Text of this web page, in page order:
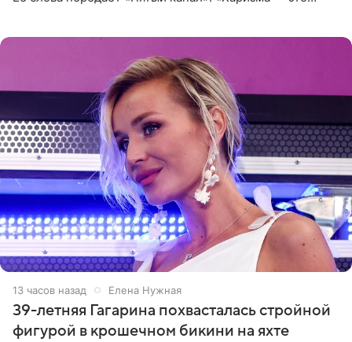
13 часов назад Елена Нужная
39-летняя Гагарина похвасталась стройной
фигурой в крошечном бикини на яхте